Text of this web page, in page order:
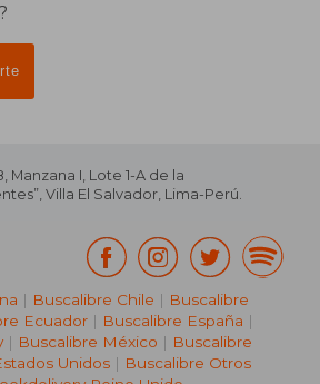
Manzana I, Lote 1-A de la
Villa El Salvador, Lima-Perú.
| Buscalibre Chile | Buscalibre
Ecuador | Buscalibre España |
| Buscalibre México | Buscalibre
Unidos| Buscalibre Otros